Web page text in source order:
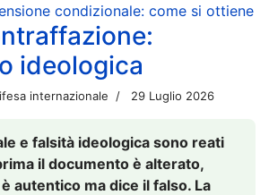
condizionale: come si ottiene
ideologica
internazionale 29 Luglio 2026
e falsità ideologica sono reati
il documento è alterato,
autentico ma dice il falso. La